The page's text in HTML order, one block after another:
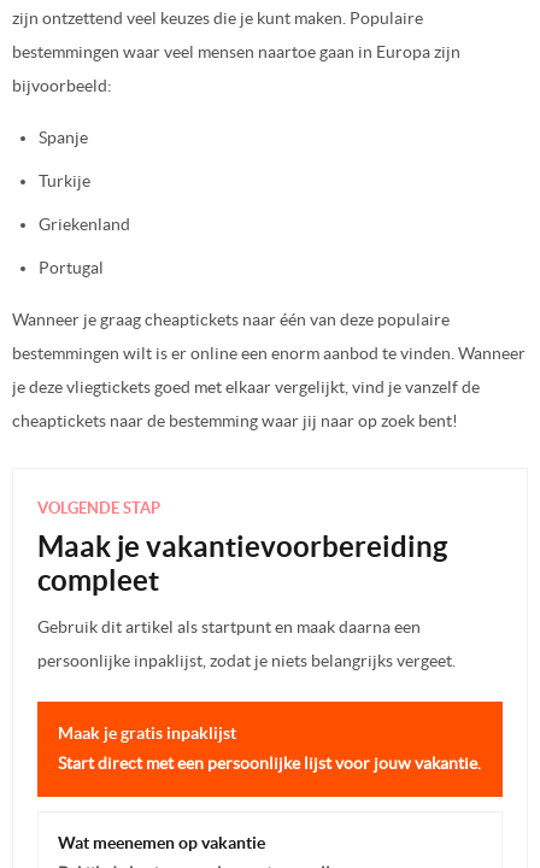
zijn ontzettend veel keuzes die je kunt maken. Populaire
bestemmingen waar veel mensen naartoe gaan in Europa zijn
bijvoorbeeld:
Spanje
Turkije
Griekenland
Portugal
Wanneer je graag cheaptickets naar één van deze populaire
bestemmingen wilt is er online een enorm aanbod te vinden. Wanneer
je deze vliegtickets goed met elkaar vergelijkt, vind je vanzelf de
cheaptickets naar de bestemming waar jij naar op zoek bent!
VOLGENDE STAP
Maak je vakantievoorbereiding
compleet
Gebruik dit artikel als startpunt en maak daarna een
persoonlijke inpaklijst, zodat je niets belangrijks vergeet.
Maak je gratis inpaklijst
Start direct met een persoonlijke lijst voor jouw vakantie.
Wat meenemen op vakantie